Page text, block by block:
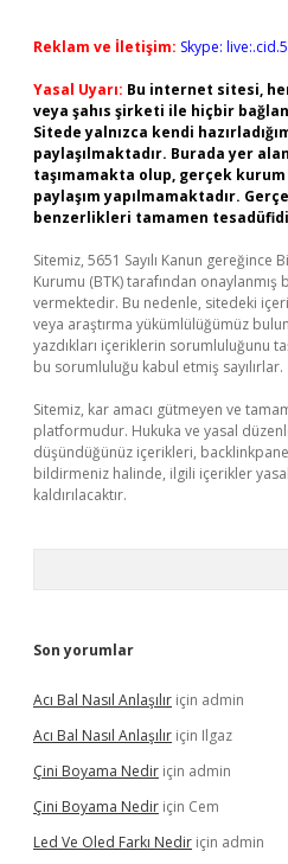
Reklam ve İletişim: Skype:
Yasal Uyarı: Bu internet sitesi,
veya şahıs şirketi ile hiçbir
Sitede yalnızca kendi
paylaşılmaktadır. Burada yer
taşımamakta olup, gerçek
paylaşım yapılmamaktadır.
benzerlikleri tamamen
Sitemiz, 5651 Sayılı Kanun
Kurumu (BTK) tarafından onaylanmış
vermektedir. Bu nedenle, sitedeki
veya araştırma yükümlülüğümüz
yazdıkları içeriklerin sorumluluğunu
bu sorumluluğu kabul etmiş sayılırlar.
Sitemiz, kar amacı gütmeyen ve
platformudur. Hukuka ve yasal
düşündüğünüz içerikleri,
bildirmeniz halinde, ilgili içerikler
kaldırılacaktır.
Son yorumlar
Acı Bal Nasıl Anlaşılır için admin
Acı Bal Nasıl Anlaşılır için Ilgaz
Çini Boyama Nedir için admin
Çini Boyama Nedir için Cem
Led Ve Oled Farkı Nedir için admin